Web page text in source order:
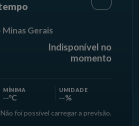
Gerais
Indisponível no
momento
MÍNIMA
--°C
UMIDADE
--%
Não foi possível carregar a previsão.